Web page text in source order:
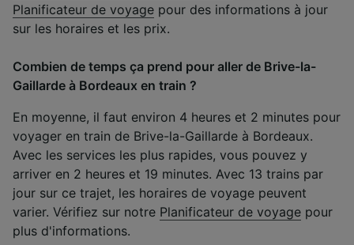
Planificateur de voyage pour des informations à jour
sur les horaires et les prix.
Combien de temps ça prend pour aller de Brive-la-
Gaillarde à Bordeaux en train ?
En moyenne, il faut environ 4 heures et 2 minutes pour
voyager en train de Brive-la-Gaillarde à Bordeaux.
Avec les services les plus rapides, vous pouvez y
arriver en 2 heures et 19 minutes. Avec 13 trains par
jour sur ce trajet, les horaires de voyage peuvent
varier. Vérifiez sur notre Planificateur de voyage pour
plus d'informations.